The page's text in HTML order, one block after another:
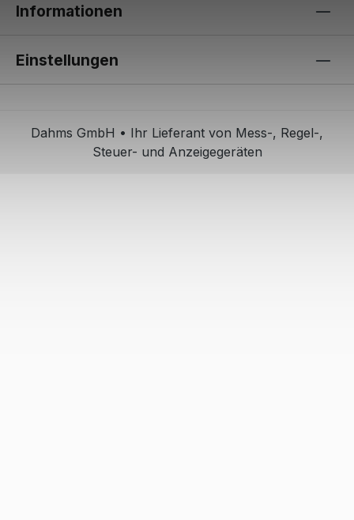
Informationen
Einstellungen
Dahms GmbH • Ihr Lieferant von Mess-, Regel-,
Steuer- und Anzeigegeräten